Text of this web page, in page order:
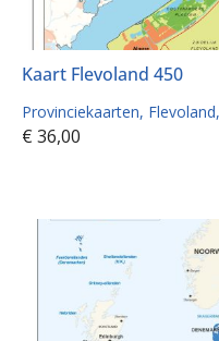
Kaart Flevoland 450
Provinciekaarten Flevoland
€ 36,00